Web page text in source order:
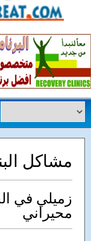
مشاكل
زميلي في
محيراني